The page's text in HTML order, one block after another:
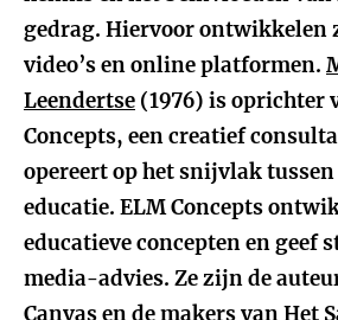
gedrag. Hiervoor ontwikkelen
video’s en online platformen.
Leendertse (1976) is oprichter
Concepts, een creatief
opereert op het snijvlak
educatie. ELM Concepts
educatieve concepten en geef
media-advies. Ze zijn de
Canvasen de makers vanHet